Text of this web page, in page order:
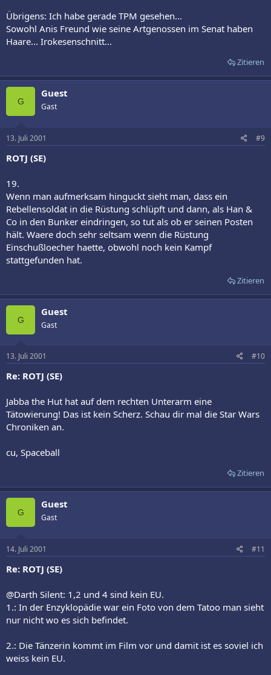
Übrigens: Ich habe gerade TPM gesehen...
Sowohl Anis Freund wie seine Artgenossen im Senat haben
Haare... Irokesenschnitt...
Zitieren
G
Guest
Gast
13. Juli 2001 #9
ROTJ (SE)
19.
Wenn man aufmerksam hinguckt sieht man, dass ein
Rebellensoldat in die Rüstung schlüpft und dann, als Han &
Co in den Bunker eindringen, so tut als ob er seinen Posten
hält. Waere doch sehr seltsam wenn die Rüstung
Einschußloecher haette, obwohl noch kein Kampf
stattgefunden hat.
Zitieren
G
Guest
Gast
13. Juli 2001 #10
Re: ROTJ (SE)
Jabba the Hut hat auf dem rechten Unterarm eine
Tätowierung! Das ist kein Scherz. Schau dir mal die Star Wars
Chroniken an.
cu, Spaceball
Zitieren
G
Guest
Gast
14. Juli 2001 #11
Re: ROTJ (SE)
@Darth Silent: 1,2 und 4 sind kein EU.
1.: In der Enzyklopädie war ein Foto von dem Tatoo man sieht
nur nicht wo es sich befindet.
2.: Die Tänzerin kommt im Film vor und damit ist es soviel ich
weiss kein EU.